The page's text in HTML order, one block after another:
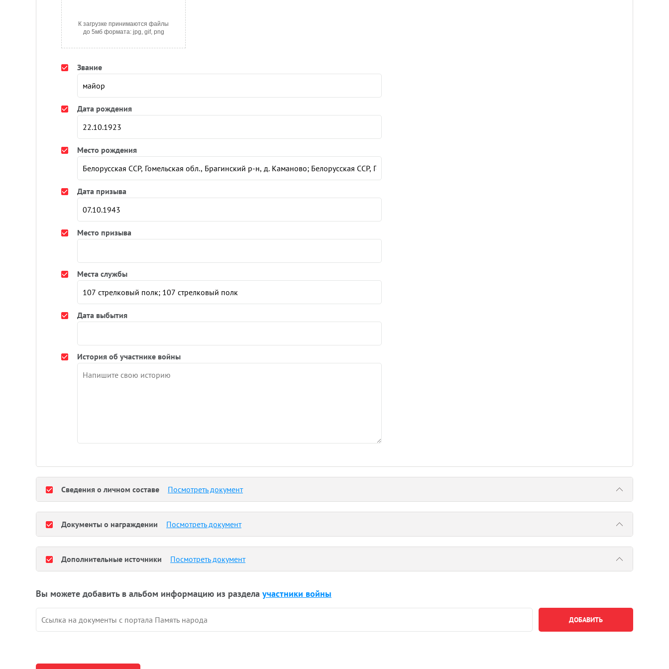
К загрузке принимаются файлы
до 5мб формата: jpg, gif, png
Звание
Дата рождения
Место рождения
Дата призыва
Место призыва
Места службы
Дата выбытия
История об участнике войны
Сведения о личном составе Посмотреть документ
Документы о награждении Посмотреть документ
Дополнительные источники Посмотреть документ
Вы можете добавить в альбом информацию из раздела участники войны